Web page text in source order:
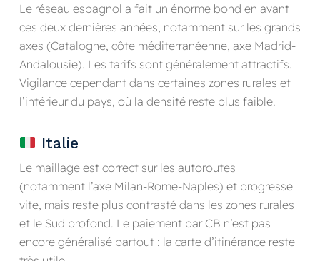
Le réseau espagnol a fait un énorme bond en avant
ces deux dernières années, notamment sur les grands
axes (Catalogne, côte méditerranéenne, axe Madrid-
Andalousie). Les tarifs sont généralement attractifs.
Vigilance cependant dans certaines zones rurales et
l’intérieur du pays, où la densité reste plus faible.
Italie
Le maillage est correct sur les autoroutes
(notamment l’axe Milan-Rome-Naples) et progresse
vite, mais reste plus contrasté dans les zones rurales
et le Sud profond. Le paiement par CB n’est pas
encore généralisé partout : la carte d’itinérance reste